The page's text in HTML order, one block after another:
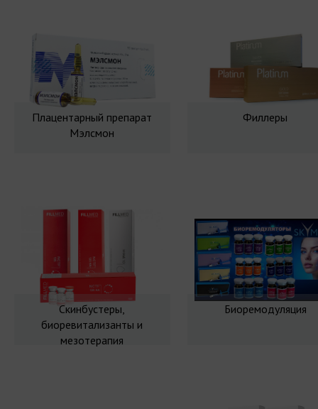
Плацентарный препарат
Мэлсмон
Филлеры
Скинбустеры,
биоревитализанты и
мезотерапия
Биоремодуляция